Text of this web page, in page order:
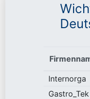
Internorga
Gastro_Tek